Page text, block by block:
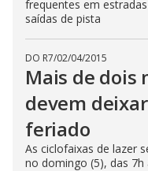
frequentes em
saídas de pista
DO R7/02/04/2015
Mais de dois
devem
feriado
As ciclofaixas de lazer
no domingo (5), das 7h